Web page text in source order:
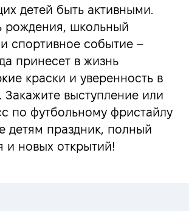
детей быть активными.
рождения, школьный
спортивное событие –
принесет в жизнь
краски и уверенность в
Закажите выступление или
по футбольному фристайлу
детям праздник, полный
и новых открытий!